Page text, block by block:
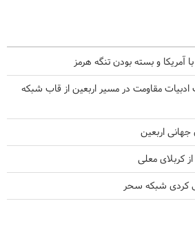
آمریکا و بسته بودن تنگه هرمز
ادبیات مقاومت در مسیر اربعین از قاب شبکه
جهانی اربعین
کربلای معلی
کردی شبکه سحر